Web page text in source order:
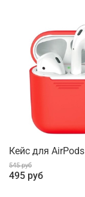
Кейс для AirPods
545 руб
495 руб